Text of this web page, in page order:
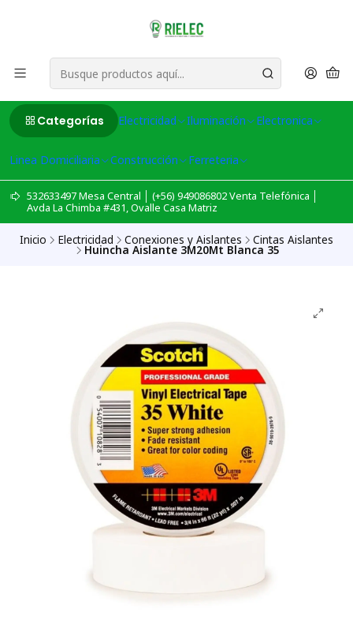
Categorías Electricidad Iluminación Electronica
Linea Domiciliaria Construcción Ferreteria
532633497 Mesa Central │ (+56) 949086802 Venta Telefónica │
Avda La Chimba #431, Ovalle Casa Matriz
Inicio Electricidad Conexiones y Aislantes Cintas Aislantes
Huincha Aislante 3M20Mt Blanca 35